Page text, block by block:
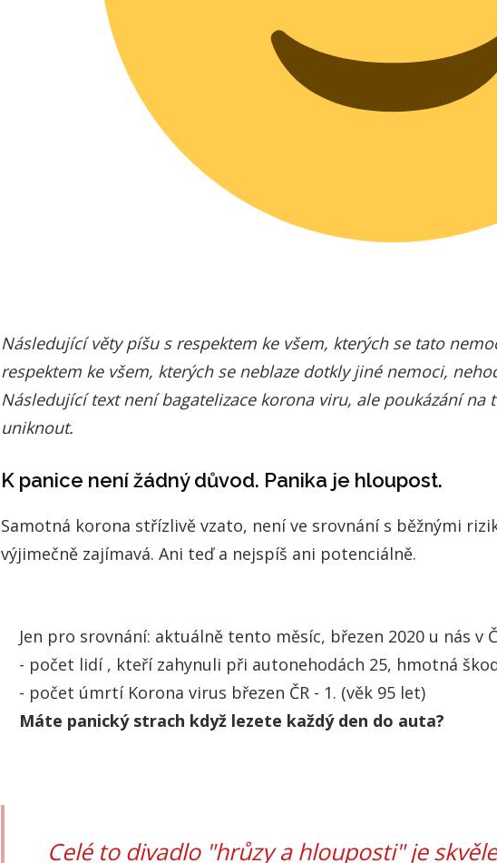
Následující věty píšu s respektem ke všem, kterých se tato
respektem ke všem, kterých se neblaze dotkly jiné nemoci,
Následující text není bagatelizace korona viru, ale poukázání na
uniknout.
K panice není žádný důvod. Panika je hloupost.
Samotná korona střízlivě vzato, není ve srovnání s běžnými
výjimečně zajímavá. Ani teď a nejspíš ani potenciálně.
Jen pro srovnání: aktuálně tento měsíc, březen 2020 u nás v
- počet lidí , kteří zahynuli při autonehodách 25, hmotná
- počet úmrtí Korona virus březen ČR - 1. (věk 95 let)
Máte panický strach když lezete každý den do auta?
Celé to divadlo "hrůzy a hlouposti" je